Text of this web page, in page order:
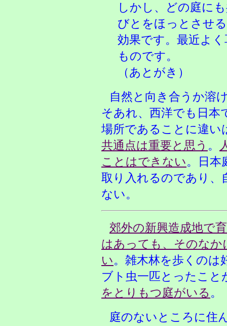
しかし、どの庭に
びとをほっとさせ
効果です。最近よ
ものです。
（あとがき）
自然と向き合うか溶
そあれ、西洋でも日本
場所であることに違い
共通点は重要と思う 。
ことはできない。日本
取り入れるのであり、
ない。
郊外の新興造成地で
はあっても、そのな
い。雑木林を歩くのは
ブト虫一匹とったこと
をとりもつ庭がいる 。
庭のないところに住